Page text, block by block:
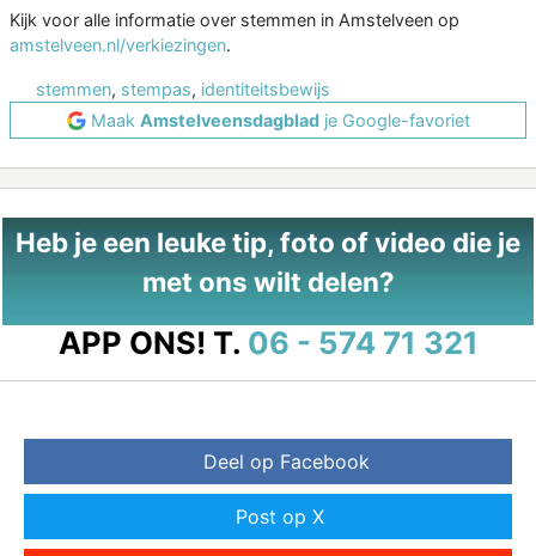
Kijk voor alle informatie over stemmen in Amstelveen op
amstelveen.nl/verkiezingen.
stemmen, stempas, identiteitsbewijs
Maak Amstelveensdagbladje Google-favoriet
Heb je een leuke tip, foto of video die je
met ons wilt delen?
APP ONS! T. 06 - 574 71 321
Deel op Facebook
Post op X